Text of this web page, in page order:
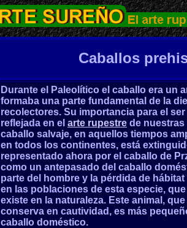
Caballos
Durante el Paleolítico el caballo era un
formaba una parte fundamental de la
recolectores. Su importancia para el
reflejada en el arte rupestre de nuestras
caballo salvaje, en aquellos tiempos
en todos los continentes, está
representado ahora por el caballo de
como un antepasado del caballo
parte del hombre y la pérdida de
en las poblaciones de esta especie,
existe en la naturaleza. Este animal,
conserva en cautividad, es más
caballo doméstico.